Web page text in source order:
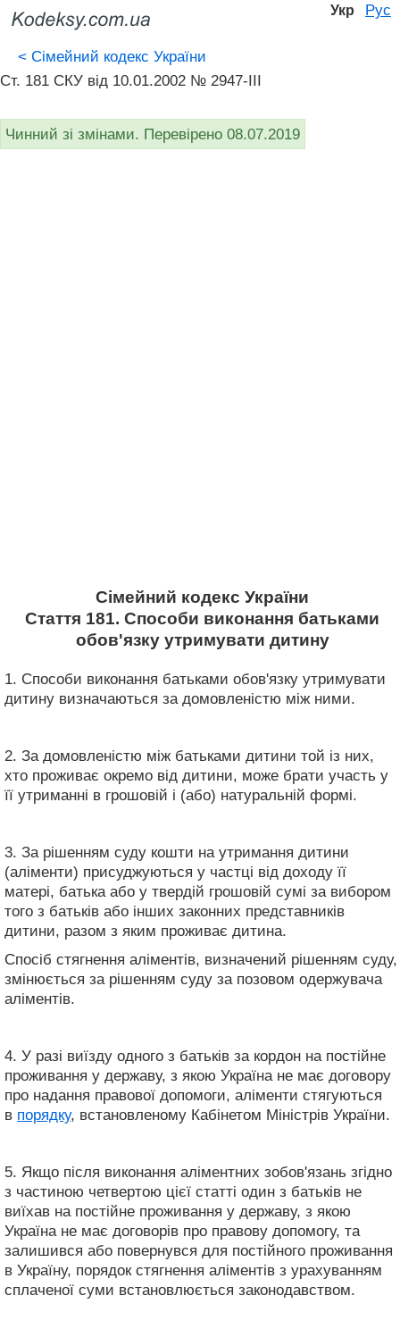
Укр Рус
< Сімейний кодекс України
Ст. 181 СКУ від 10.01.2002 № 2947-III
Чинний зі змінами. Перевірено 08.07.2019
Сімейний кодекс України
Стаття 181. Способи виконання батьками
обов'язку утримувати дитину
1. Способи виконання батьками обов'язку утримувати
дитину визначаються за домовленістю між ними.
2. За домовленістю між батьками дитини той із них,
хто проживає окремо від дитини, може брати участь у
її утриманні в грошовій і (або) натуральній формі.
3. За рішенням суду кошти на утримання дитини
(аліменти) присуджуються у частці від доходу її
матері, батька або у твердій грошовій сумі за вибором
того з батьків або інших законних представників
дитини, разом з яким проживає дитина.
Спосіб стягнення аліментів, визначений рішенням суду,
змінюється за рішенням суду за позовом одержувача
аліментів.
4. У разі виїзду одного з батьків за кордон на постійне
проживання у державу, з якою Україна не має договору
про надання правової допомоги, аліменти стягуються
в порядку, встановленому Кабінетом Міністрів України.
5. Якщо після виконання аліментних зобов'язань згідно
з частиною четвертою цієї статті один з батьків не
виїхав на постійне проживання у державу, з якою
Україна не має договорів про правову допомогу, та
залишився або повернувся для постійного проживання
в Україну, порядок стягнення аліментів з урахуванням
сплаченої суми встановлюється законодавством.